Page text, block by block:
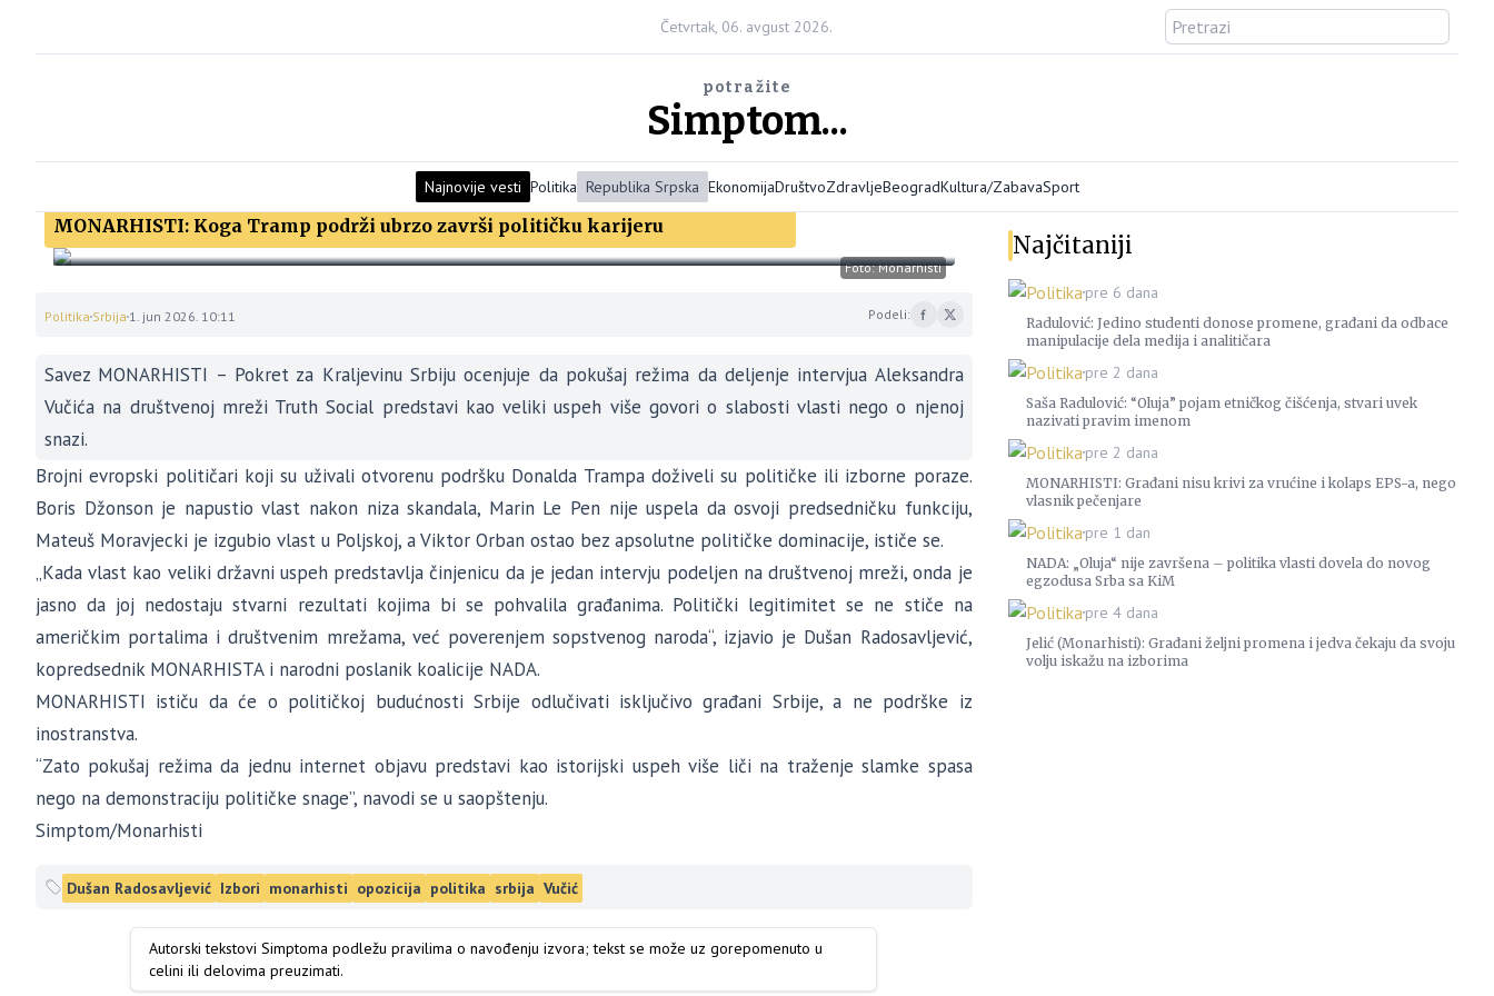
Četvrtak, 06. avgust 2026.
potražite
Simptom...
Najnovije vesti Politika Republika Srpska EkonomijaDruštvoZdravljeBeogradKultura/ZabavaSport
Foto: Monarhisti
MONARHISTI: Koga Tramp podrži ubrzo završi političku karijeru
Politika Srbija 1. jun 2026. 10:11 Podeli:
Savez MONARHISTI – Pokret za Kraljevinu Srbiju ocenjuje da pokušaj režima da deljenje intervjua Aleksandra
Vučića na društvenoj mreži Truth Social predstavi kao veliki uspeh više govori o slabosti vlasti nego o njenoj
snazi.
Brojni evropski političari koji su uživali otvorenu podršku Donalda Trampa doživeli su političke ili izborne poraze.
Boris Džonson je napustio vlast nakon niza skandala, Marin Le Pen nije uspela da osvoji predsedničku funkciju,
Mateuš Moravjecki je izgubio vlast u Poljskoj, a Viktor Orban ostao bez apsolutne političke dominacije, ističe se.
„Kada vlast kao veliki državni uspeh predstavlja činjenicu da je jedan intervju podeljen na društvenoj mreži, onda je
jasno da joj nedostaju stvarni rezultati kojima bi se pohvalila građanima. Politički legitimitet se ne stiče na
američkim portalima i društvenim mrežama, već poverenjem sopstvenog naroda“, izjavio je Dušan Radosavljević,
kopredsednik MONARHISTA i narodni poslanik koalicije NADA.
MONARHISTI ističu da će o političkoj budućnosti Srbije odlučivati isključivo građani Srbije, a ne podrške iz
inostranstva.
“Zato pokušaj režima da jednu internet objavu predstavi kao istorijski uspeh više liči na traženje slamke spasa
nego na demonstraciju političke snage”, navodi se u saopštenju.
Simptom/Monarhisti
Dušan Radosavljević Izbori monarhisti opozicija politika srbija Vučić
Autorski tekstovi Simptoma podležu pravilima o navođenju izvora; tekst se može uz gorepomenuto u
celini ili delovima preuzimati.
Najčitaniji
Politikapre 6 dana
Radulović: Jedino studenti donose promene, građani da odbace
manipulacije dela medija i analitičara
Politikapre 2 dana
Saša Radulović: “Oluja” pojam etničkog čišćenja, stvari uvek
nazivati pravim imenom
Politikapre 2 dana
MONARHISTI: Građani nisu krivi za vrućine i kolaps EPS-a, nego
vlasnik pečenjare
Politikapre 1 dan
NADA: „Oluja“ nije završena – politika vlasti dovela do novog
egzodusa Srba sa KiM
Politikapre 4 dana
Jelić (Monarhisti): Građani željni promena i jedva čekaju da svoju
volju iskažu na izborima